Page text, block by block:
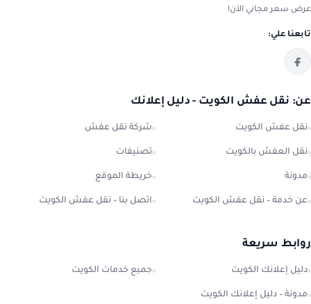
عرض سعر مجاني الآن!
تابعنا علي:
عن: نقل عفش الكويت - دليل إعلانك
نقل عفش الكويت شركة نقل عفش
نقل العفش بالكويت تصنيفات
مدونة خريطة الموقع
عن خدمة – نقل عفش الكويت اتصل بنا – نقل عفش الكويت
روابط سريعة
دليل إعلانك الكويت جميع خدمات الكويت
مدونة – دليل إعلانك الكويت